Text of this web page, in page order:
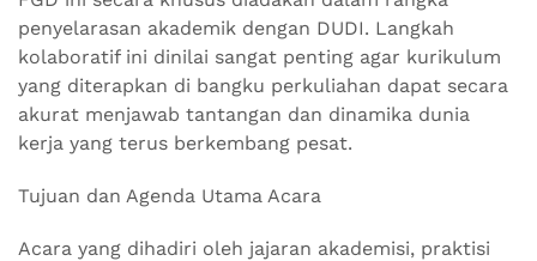
penyelarasan akademik dengan DUDI. Langkah
kolaboratif ini dinilai sangat penting agar kurikulum
yang diterapkan di bangku perkuliahan dapat secara
akurat menjawab tantangan dan dinamika dunia
kerja yang terus berkembang pesat.
Tujuan dan Agenda Utama Acara
Acara yang dihadiri oleh jajaran akademisi, praktisi